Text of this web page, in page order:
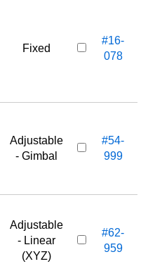
Fixed
#16-
078
Adjustable
- Gimbal
#54-
999
Adjustable
- Linear
(XYZ)
#62-
959